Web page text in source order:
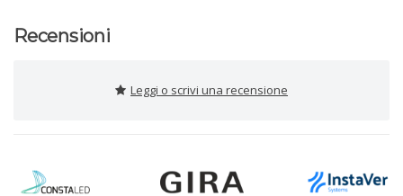
Recensioni
Leggi o scrivi una recensione